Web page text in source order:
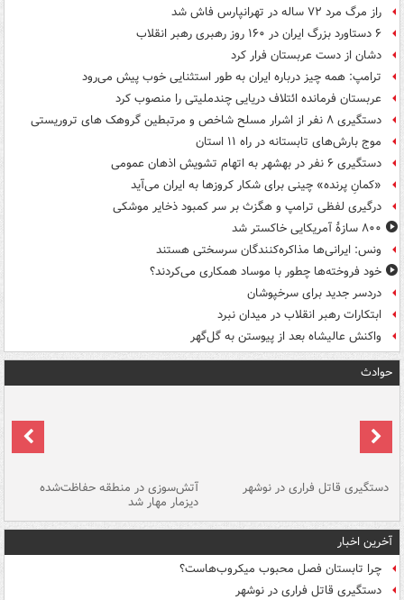
راز مرگ مرد ۷۲ ساله در تهرانپارس فاش شد
۶ دستاورد بزرگ ایران در ۱۶۰ روز رهبری رهبر انقلاب
دشان از دست عربستان فرار کرد
ترامپ: همه چیز درباره ایران به طور استثنایی خوب پیش می‌رود
عربستان فرمانده ائتلاف دریایی چندملیتی را منصوب کرد
دستگیری ۸ نفر از اشرار مسلح شاخص و مرتبطین گروهک های تروریستی
موج بارش‌های تابستانه در راه ۱۱ استان
دستگیری ۶ نفر در بهشهر به اتهام تشویش اذهان عمومی
«کمانِ پرنده» چینی برای شکار کروزها به ایران می‌آید
درگیری لفظی ترامپ و هگزث بر سر کمبود ذخایر موشکی
۸۰۰ سازۀ آمریکایی خاکستر شد
ونس: ایرانی‌ها مذاکره‌کنندگان سرسختی هستند
خود فروخته‌ها چطور با موساد همکاری می‌کردند؟
دردسر جدید برای سرخپوشان
ابتکارات رهبر انقلاب در میدان نبرد
واکنش عالیشاه بعد از پیوستن به گل‌گهر
حوادث
دستگیری قاتل فراری در نوشهر آتش‌سوزی در منطقه حفاظت‌شده
دیزمار مهار شد
آخرین اخبار
چرا تابستان فصل محبوب میکروب‌هاست؟
دستگیری قاتل فراری در نوشهر